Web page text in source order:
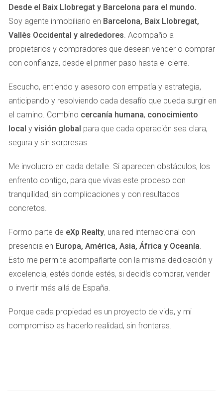
DEMANDA ACTUAL EN EL
MERCADO INMOBILIARIO
La demanda en el mercado inmobiliario español ha
mostrado fluctuaciones significativas en los últimos años.
Según un informe de <a
href="https://www.fotocasa.es/blog/informes-de-
mercado/">Fotocasa</a>, las áreas urbanas continúan
siendo las más buscadas debido a la concentración de
servicios y oportunidades laborales. Sin embargo, también
zonas rurales, impulsado por el teletrabajo y la búsqueda
de espacios más amplios.
Factores que Influyen en la Demanda
suelen tener mayor demanda.
Características del inmueble: Espacios abiertos y
sostenibilidad son cada vez más valorados.
Condiciones económicas: La situación económica
general afecta la capacidad de compra.
Entender estos factores es fundamental para ajustar tu
se encuentra en una ubicación privilegiada o cuenta con
características deseables, puedes considerar un precio
Desde el Baix Llobregat y Barcelona para el mundo.
Soy agente inmobiliario en Barcelona, Baix Llobregat,
Vallès Occidental y alrededores. Acompaño a
propietarios y compradores que desean vender o comprar
con confianza, desde el primer paso hasta el cierre.
Escucho, entiendo y asesoro con empatía y estrategia,
anticipando y resolviendo cada desafío que pueda surgir en
el camino. Combino cercanía humana, conocimiento
local y visión global para que cada operación sea clara,
segura y sin sorpresas.
Me involucro en cada detalle. Si aparecen obstáculos, los
enfrento contigo, para que vivas este proceso con
tranquilidad, sin complicaciones y con resultados
concretos.
Formo parte de eXp Realty, una red internacional con
presencia en Europa, América, Asia, África y Oceanía.
Esto me permite acompañarte con la misma dedicación y
excelencia, estés donde estés, si decidís comprar, vender
o invertir más allá de España.
Porque cada propiedad es un proyecto de vida, y mi
compromiso es hacerlo realidad, sin fronteras.